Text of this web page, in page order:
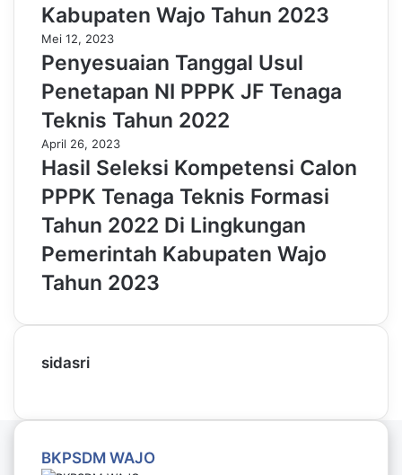
Kabupaten Wajo Tahun 2023
Mei 12, 2023
Penyesuaian Tanggal Usul
Penetapan NI PPPK JF Tenaga
Teknis Tahun 2022
April 26, 2023
Hasil Seleksi Kompetensi Calon
PPPK Tenaga Teknis Formasi
Tahun 2022 Di Lingkungan
Pemerintah Kabupaten Wajo
Tahun 2023
sidasri
BKPSDM WAJO